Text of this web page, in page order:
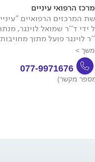
הרפואי עיניים
ידי ד''ר שמואל לוינגר,
לוינגר פועל מתוך
>
077-9971676
מקשר)